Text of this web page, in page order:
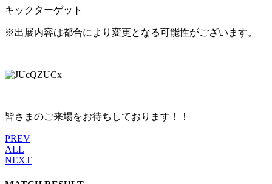
キックターゲット
※出展内容は都合により変更となる可能性がございます。
皆さまのご来場をお待ちしております！！
PREV
ALL
NEXT